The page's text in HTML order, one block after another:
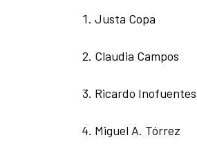
Justa Copa
Claudia Campos
Ricardo Inofuentes
Miguel A. Tórrez